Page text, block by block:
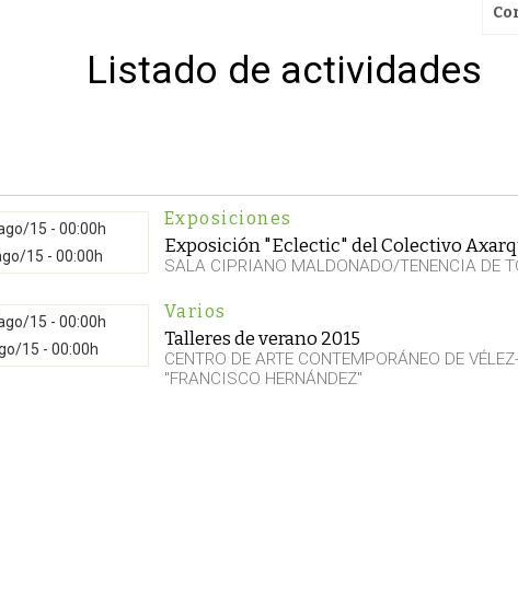
Listado de actividades
15 - 00:00h
15 - 00:00h
Exposiciones
Exposición "Eclectic" del Colectivo
SALA CIPRIANO MALDONADO/TENENCIA DE
15 - 00:00h
15 - 00:00h
Varios
Talleres de verano 2015
CENTRO DE ARTE CONTEMPORÁNEO DE
"FRANCISCO HERNÁNDEZ"